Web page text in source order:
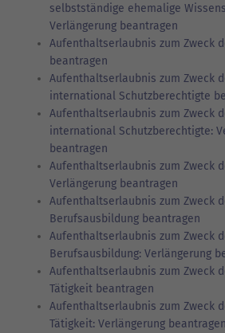
selbstständige ehemalige
Verlängerung beantragen
Aufenthaltserlaubnis zum Zweck
beantragen
Aufenthaltserlaubnis zum Zweck
international Schutzberechtigte
Aufenthaltserlaubnis zum Zweck
international Schutzberechtigte:
beantragen
Aufenthaltserlaubnis zum Zweck
Verlängerung beantragen
Aufenthaltserlaubnis zum Zweck
Berufsausbildung beantragen
Aufenthaltserlaubnis zum Zweck
Berufsausbildung: Verlängerung
Aufenthaltserlaubnis zum Zweck
Tätigkeit beantragen
Aufenthaltserlaubnis zum Zweck
Tätigkeit: Verlängerung beantragen